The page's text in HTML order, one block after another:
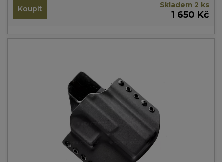
Koupit Skladem 2 ks
1 650 Kč